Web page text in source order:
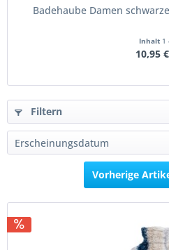
Badehaube Damen
Inhalt 1
10,95
Filtern
Vorherige